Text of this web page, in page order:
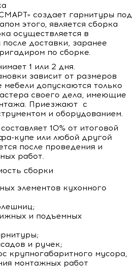
создает гарнитуры под
этого, является сборка
осуществляется в
доставки, заранее
по сборке.
1 или 2 дня.
зависит от размеров
мебели допускаются только
своего дела, имеющие
Приезжают с
и оборудованием.
10% от итоговой
купе или любой другой
после проведения и
работ.
сборки
элементов кухонного
и подъемных
и ручек;
крупногабаритного мусора,
монтажных работ